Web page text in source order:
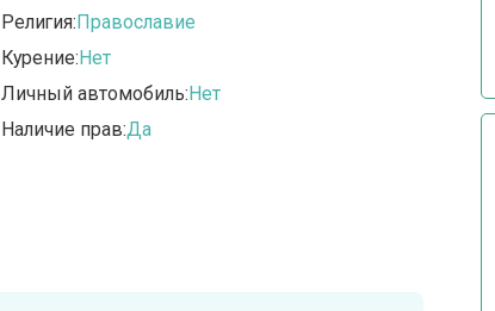
Религия:Православие
Курение:Нет
Личный автомобиль:Нет
Наличие прав:Да